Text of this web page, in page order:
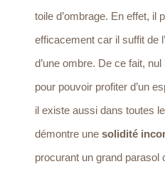
toile d’ombrage. En effet, il
efficacement car il suffit de
d’une ombre. De ce fait,
pour pouvoir profiter d’un
il existe aussi dans toutes
démontre une solidité
procurant un grand parasol